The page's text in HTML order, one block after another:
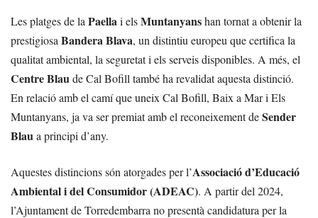
Les platges de la Paellai elsMuntanyanshan tornat a obtenir la
prestigiosa Bandera Blava, un distintiu europeu que certifica la
qualitat ambiental, la seguretat i els serveis disponibles. A més, el
Centre Blaude Cal Bofill també ha revalidat aquesta distinció.
En relació amb el camí que uneix Cal Bofill, Baix a Mar i Els
Muntanyans, ja va ser premiat amb el reconeixement deSender
Blaua principi d’any.
Aquestes distincions són atorgades per l’Associació d’Educació
Ambiental i del Consumidor (ADEAC). A partir del 2024,
l’Ajuntament de Torredembarra no presentà candidatura per la